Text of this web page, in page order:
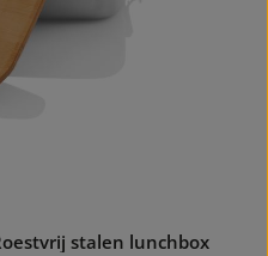
stalen lunchbox